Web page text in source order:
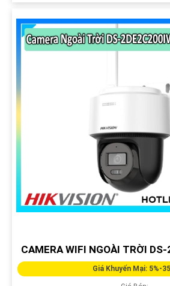
CAMERA WIFI NGOÀI TRỜI
Giá Khuyến Mại: 5%-